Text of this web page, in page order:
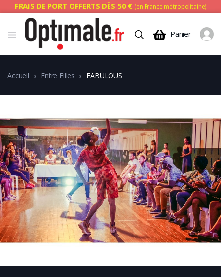
FRAIS DE PORT OFFERTS DÈS 50 € (en France métropolitaine)
Panier
Accueil Entre Filles FABULOUS